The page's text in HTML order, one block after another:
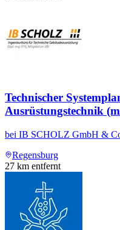
Technischer
Ausrüstungstechnik
bei IB SCHOLZ GmbH &
Regensburg
27 km entfernt